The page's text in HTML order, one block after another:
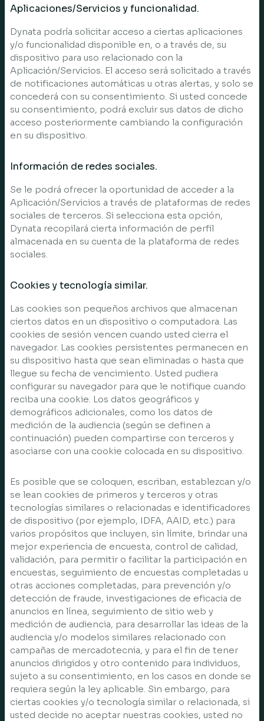
Aplicaciones/Servicios y funcionalidad.
Dynata podría solicitar acceso a ciertas aplicaciones
y/o funcionalidad disponible en, o a través de, su
dispositivo para uso relacionado con la
Aplicación/Servicios. El acceso será solicitado a través
de notificaciones automáticas u otras alertas, y solo se
concederá con su consentimiento. Si usted concede
su consentimiento, podrá excluir sus datos de dicho
acceso posteriormente cambiando la configuración
en su dispositivo.
Información de redes sociales.
Se le podrá ofrecer la oportunidad de acceder a la
Aplicación/Servicios a través de plataformas de redes
sociales de terceros. Si selecciona esta opción,
Dynata recopilará cierta información de perfil
almacenada en su cuenta de la plataforma de redes
sociales.
Cookies y tecnología similar.
Las cookies son pequeños archivos que almacenan
ciertos datos en un dispositivo o computadora. Las
cookies de sesión vencen cuando usted cierra el
navegador. Las cookies persistentes permanecen en
su dispositivo hasta que sean eliminadas o hasta que
llegue su fecha de vencimiento. Usted pudiera
configurar su navegador para que le notifique cuando
reciba una cookie. Los datos geográficos y
demográficos adicionales, como los datos de
medición de la audiencia (según se definen a
continuación) pueden compartirse con terceros y
asociarse con una cookie colocada en su dispositivo.
Es posible que se coloquen, escriban, establezcan y/o
se lean cookies de primeros y terceros y otras
tecnologías similares o relacionadas e identificadores
de dispositivo (por ejemplo, IDFA, AAID, etc.) para
varios propósitos que incluyen, sin límite, brindar una
mejor experiencia de encuesta, control de calidad,
validación, para permitir o facilitar la participación en
encuestas, seguimiento de encuestas completadas u
otras acciones completadas, para prevención y/o
detección de fraude, investigaciones de eficacia de
anuncios en línea, seguimiento de sitio web y
medición de audiencia, para desarrollar las ideas de la
audiencia y/o modelos similares relacionado con
campañas de mercadotecnia, y para el fin de tener
anuncios dirigidos y otro contenido para individuos,
sujeto a su consentimiento, en los casos en donde se
requiera según la ley aplicable. Sin embargo, para
ciertas cookies y/o tecnología similar o relacionada, si
usted decide no aceptar nuestras cookies, usted no